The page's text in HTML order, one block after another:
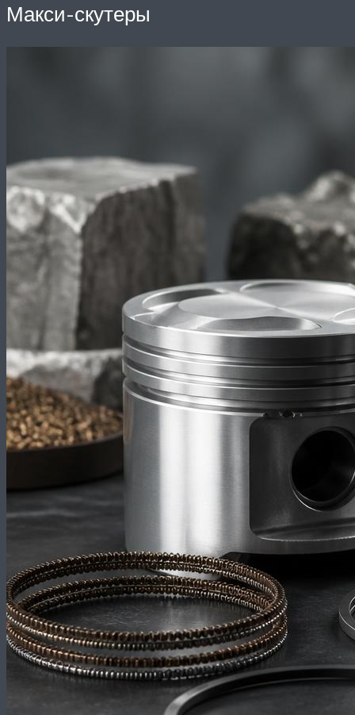
Макси-скутеры